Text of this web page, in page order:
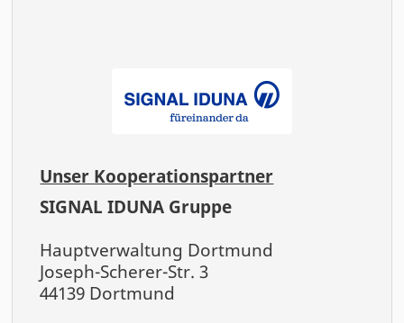
Unser Kooperationspartner
SIGNAL IDUNA Gruppe
Hauptverwaltung Dortmund
Joseph-Scherer-Str. 3
44139 Dortmund